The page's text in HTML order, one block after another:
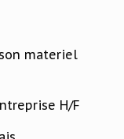
materiel
H/F